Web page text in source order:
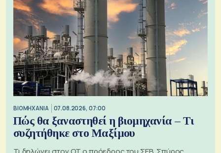
ΒΙΟΜΗΧΑΝΙΑ 07.08.2026, 07:00
Πώς θα ξαναστηθεί η βιομηχανία – Τι
συζητήθηκε στο Μαξίμου